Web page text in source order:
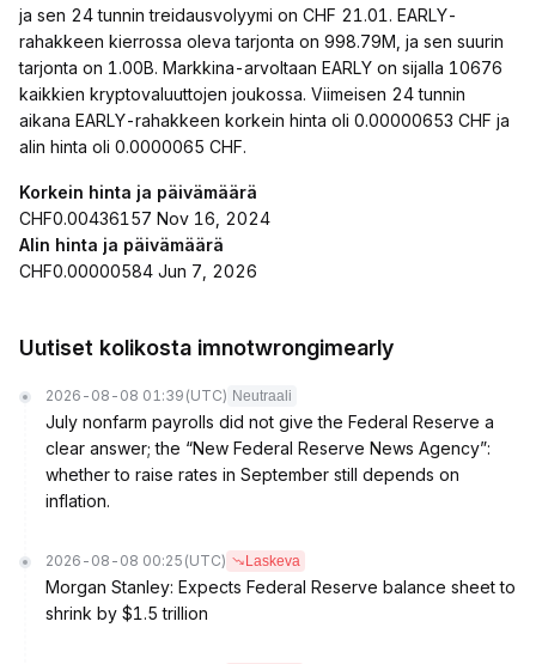
ja sen 24 tunnin treidausvolyymi on CHF 21.01. EARLY-
rahakkeen kierrossa oleva tarjonta on 998.79M, ja sen suurin
tarjonta on 1.00B. Markkina-arvoltaan EARLY on sijalla 10676
kaikkien kryptovaluuttojen joukossa. Viimeisen 24 tunnin
aikana EARLY-rahakkeen korkein hinta oli 0.00000653 CHF ja
alin hinta oli 0.0000065 CHF.
Korkein hinta ja päivämäärä
CHF0.00436157 Nov 16, 2024
Alin hinta ja päivämäärä
CHF0.00000584 Jun 7, 2026
Uutiset kolikosta imnotwrongimearly
2026-08-08 01:39 (UTC) Neutraali
July nonfarm payrolls did not give the Federal Reserve a
clear answer; the “New Federal Reserve News Agency”:
whether to raise rates in September still depends on
inflation.
2026-08-08 00:25 (UTC) Laskeva
Morgan Stanley: Expects Federal Reserve balance sheet to
shrink by $1.5 trillion